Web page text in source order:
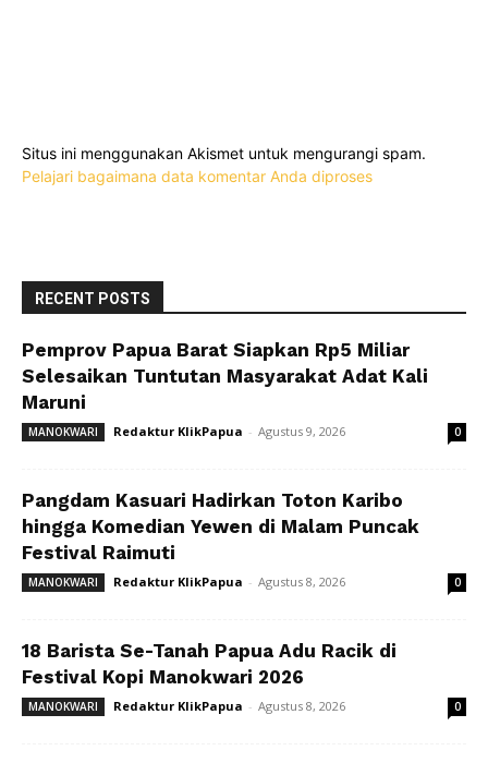
Situs ini menggunakan Akismet untuk mengurangi spam.
Pelajari bagaimana data komentar Anda diproses
RECENT POSTS
Pemprov Papua Barat Siapkan Rp5 Miliar
Selesaikan Tuntutan Masyarakat Adat Kali
Maruni
MANOKWARI Redaktur KlikPapua - Agustus 9, 2026 0
Pangdam Kasuari Hadirkan Toton Karibo
hingga Komedian Yewen di Malam Puncak
Festival Raimuti
MANOKWARI Redaktur KlikPapua - Agustus 8, 2026 0
18 Barista Se-Tanah Papua Adu Racik di
Festival Kopi Manokwari 2026
MANOKWARI Redaktur KlikPapua - Agustus 8, 2026 0